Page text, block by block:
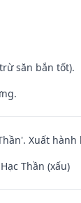
săn bắn tốt).
Xuất
Thần (xấu)